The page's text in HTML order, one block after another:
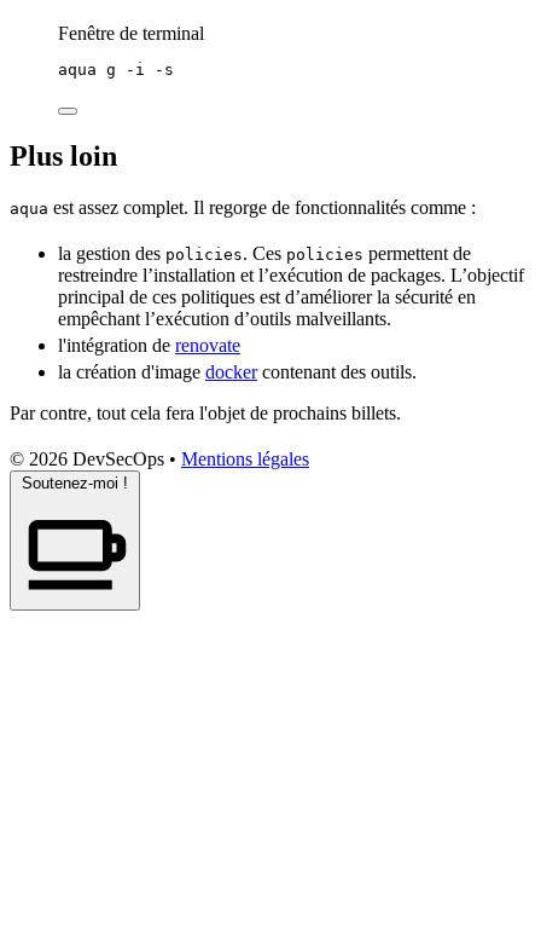
Fenêtre de terminal
aqua g -i -s
Plus loin
aqua est assez complet. Il regorge de fonctionnalités comme :
la gestion des policies. Ces policies permettent de
restreindre l’installation et l’exécution de packages. L’objectif
principal de ces politiques est d’améliorer la sécurité en
empêchant l’exécution d’outils malveillants.
l'intégration de renovate
la création d'image dockercontenant des outils.
Par contre, tout cela fera l'objet de prochains billets.
© 2026 DevSecOps • Mentions légales
Soutenez-moi !